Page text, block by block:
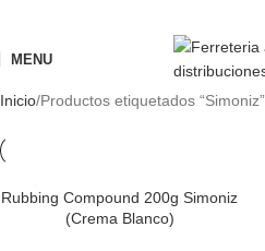
MENU
Inicio Productos etiquetados “Simoniz”
Rubbing Compound 200g Simoniz
(Crema Blanco)